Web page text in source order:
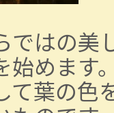
はの美
めま
葉の